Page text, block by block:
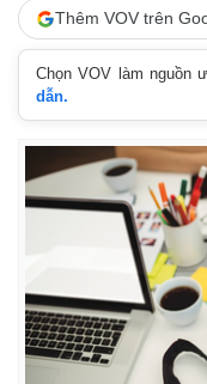
Thêm VOV trên
Chọn VOV làm nguồn
dẫn.